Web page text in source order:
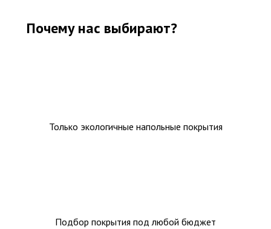
Почему нас выбирают?
Только экологичные напольные покрытия
Подбор покрытия под любой бюджет